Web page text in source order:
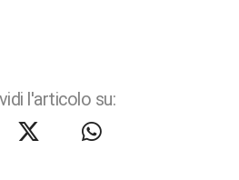
l'articolo su: